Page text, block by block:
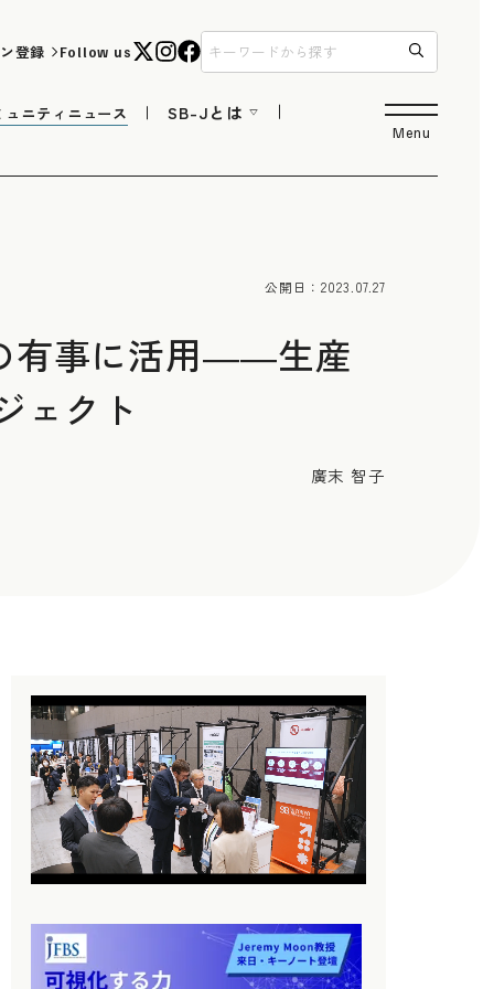
登録 Follow us
ュニティニュース SB-Jとは
Menu
公開日：2023.07.27
有事に活用――生産
ェクト
廣末 智子